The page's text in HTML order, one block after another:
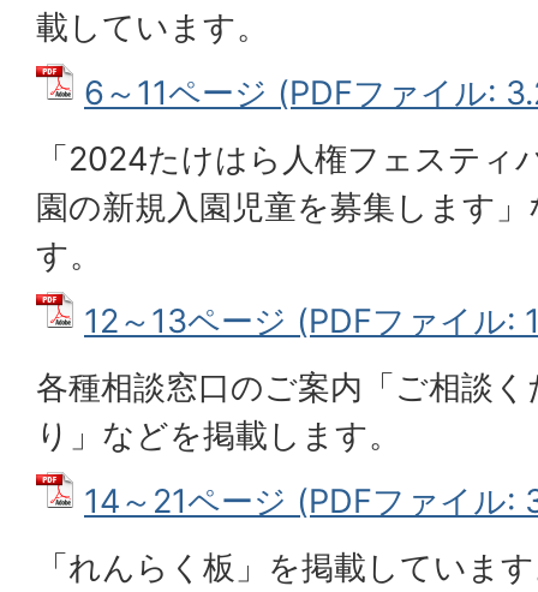
載しています。
6～11ページ (PDFファイル:
「2024たけはら人権フェスティ
園の新規入園児童を募集します
す。
12～13ページ (PDFファイル:
各種相談窓口のご案内「ご相談
り」などを掲載します。
14～21ページ (PDFファイル:
「れんらく板」を掲載していま